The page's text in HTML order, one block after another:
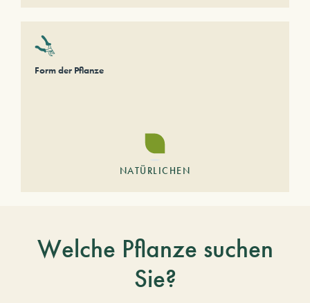
Form der Pflanze
NATÜRLICHEN
Welche Pflanze suchen
Sie?